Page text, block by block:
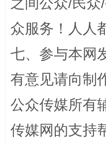
东山县通报“牛蛙产品抗
众服务！人人
七、参与本网
有意见请向制
公众传媒所有
传媒网的支持